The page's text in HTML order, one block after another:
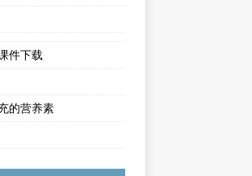
件下载
的营养素